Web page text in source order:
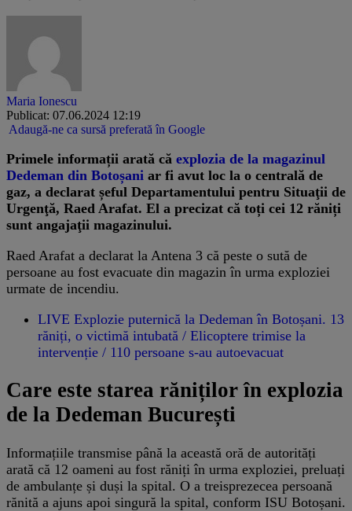
Maria Ionescu
Publicat: 07.06.2024 12:19
Adaugă-ne ca sursă preferată în Google
Primele informații arată că explozia de la magazinul
Dedeman din Botoșani ar fi avut loc la o centrală de
gaz, a declarat șeful Departamentului pentru Situaţii de
Urgenţă, Raed Arafat. El a precizat că toți cei 12 răniți
sunt angajaţii magazinului.
Raed Arafat a declarat la Antena 3 că peste o sută de
persoane au fost evacuate din magazin în urma exploziei
urmate de incendiu.
LIVE Explozie puternică la Dedeman în Botoșani. 13
răniți, o victimă intubată / Elicoptere trimise la
intervenție / 110 persoane s-au autoevacuat
Care este starea răniților în explozia
de la Dedeman București
Informațiile transmise până la această oră de autorități
arată că 12 oameni au fost răniți în urma exploziei, preluați
de ambulanțe și duși la spital. O a treisprezecea persoană
rănită a ajuns apoi singură la spital, conform ISU Botoșani.